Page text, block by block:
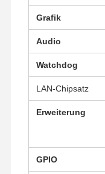
Grafik
Audio
Watchdog
LAN-Chipsatz
Erweiterung
GPIO